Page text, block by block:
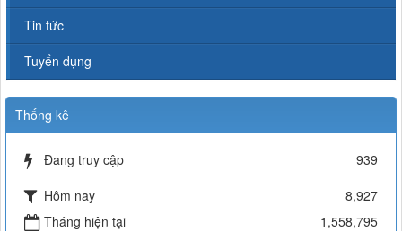
Tin tức
Tuyển dụng
Thống kê
Đang truy cập
939
Hôm nay
8,927
Tháng hiện tại
1,558,795